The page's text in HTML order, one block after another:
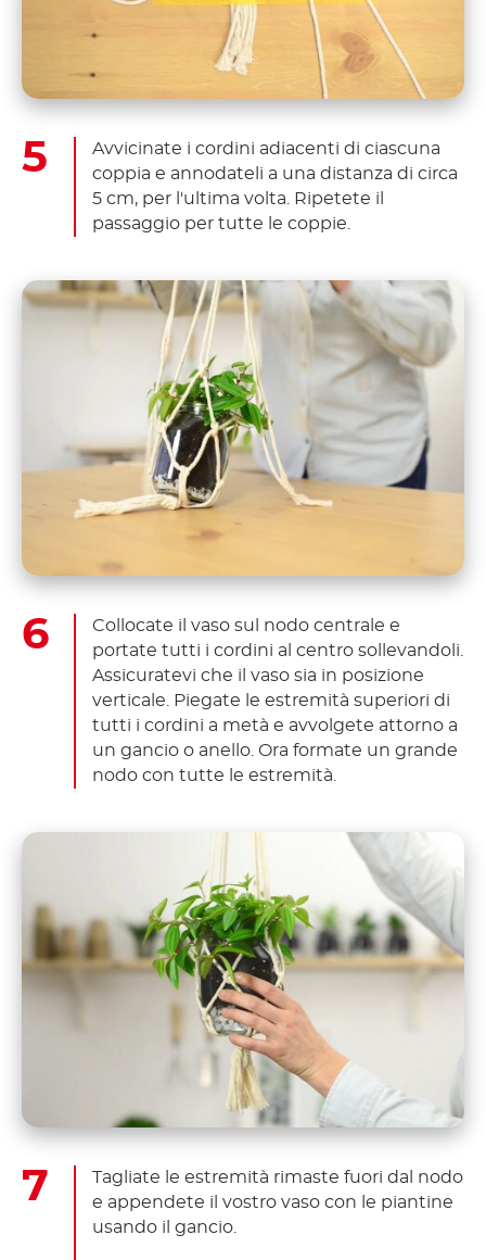
Avvicinate i cordini adiacenti di ciascuna
coppia e annodateli a una distanza di circa
5 cm, per l'ultima volta. Ripetete il
passaggio per tutte le coppie.
Collocate il vaso sul nodo centrale e
portate tutti i cordini al centro sollevandoli.
Assicuratevi che il vaso sia in posizione
verticale. Piegate le estremità superiori di
tutti i cordini a metà e avvolgete attorno a
un gancio o anello. Ora formate un grande
nodo con tutte le estremità.
Tagliate le estremità rimaste fuori dal nodo
e appendete il vostro vaso con le piantine
usando il gancio.